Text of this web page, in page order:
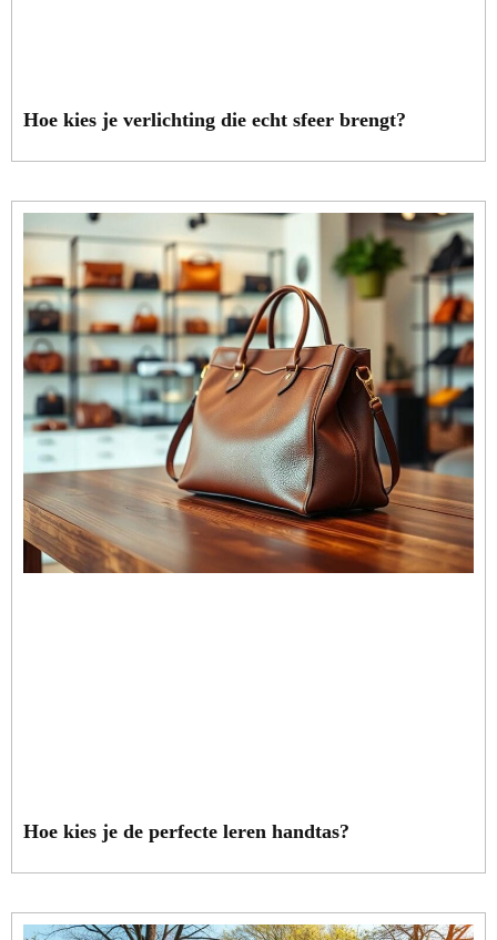
Hoe kies je verlichting die echt sfeer brengt?
Hoe kies je de perfecte leren handtas?